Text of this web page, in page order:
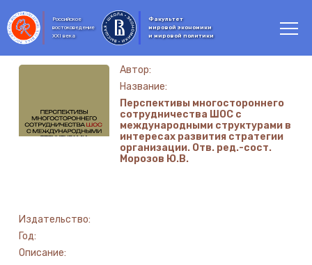
Российское
востоковедение
XXI века
Факультет
мировой экономики
и мировой политики
Автор:
Название:
Перспективы многостороннего
сотрудничества ШОС с
международными структурами в
интересах развития стратегии
организации. Отв. ред.-сост.
Морозов Ю.В.
Издательство:
Год:
Описание: